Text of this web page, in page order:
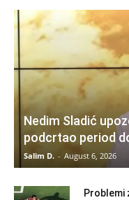
Nedim Sladić
podcrtao period
Salim D. - August 6, 2026
Problemi